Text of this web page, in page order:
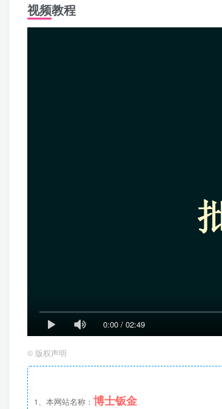
视频教程
0:00 / 02:49
© 版权声明
1、本网站名称： 博士钣金